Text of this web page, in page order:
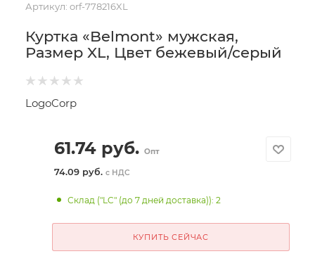
Артикул: orf-778216XL
Куртка «Belmont» мужская,
Размер XL, Цвет бежевый/серый
LogoCorp
61.74руб. Опт
74.09 руб. с НДС
Склад ("LC" (до 7 дней доставка)): 2
КУПИТЬ СЕЙЧАС